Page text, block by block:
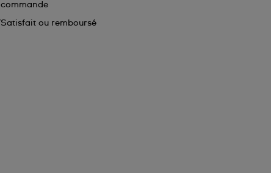
commande
Satisfait ou remboursé